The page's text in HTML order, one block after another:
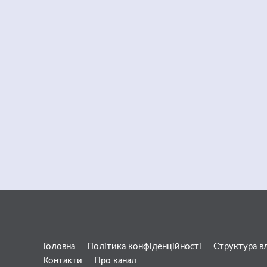
Головна Політика конфіденційності Структура
Контакти
Про канал